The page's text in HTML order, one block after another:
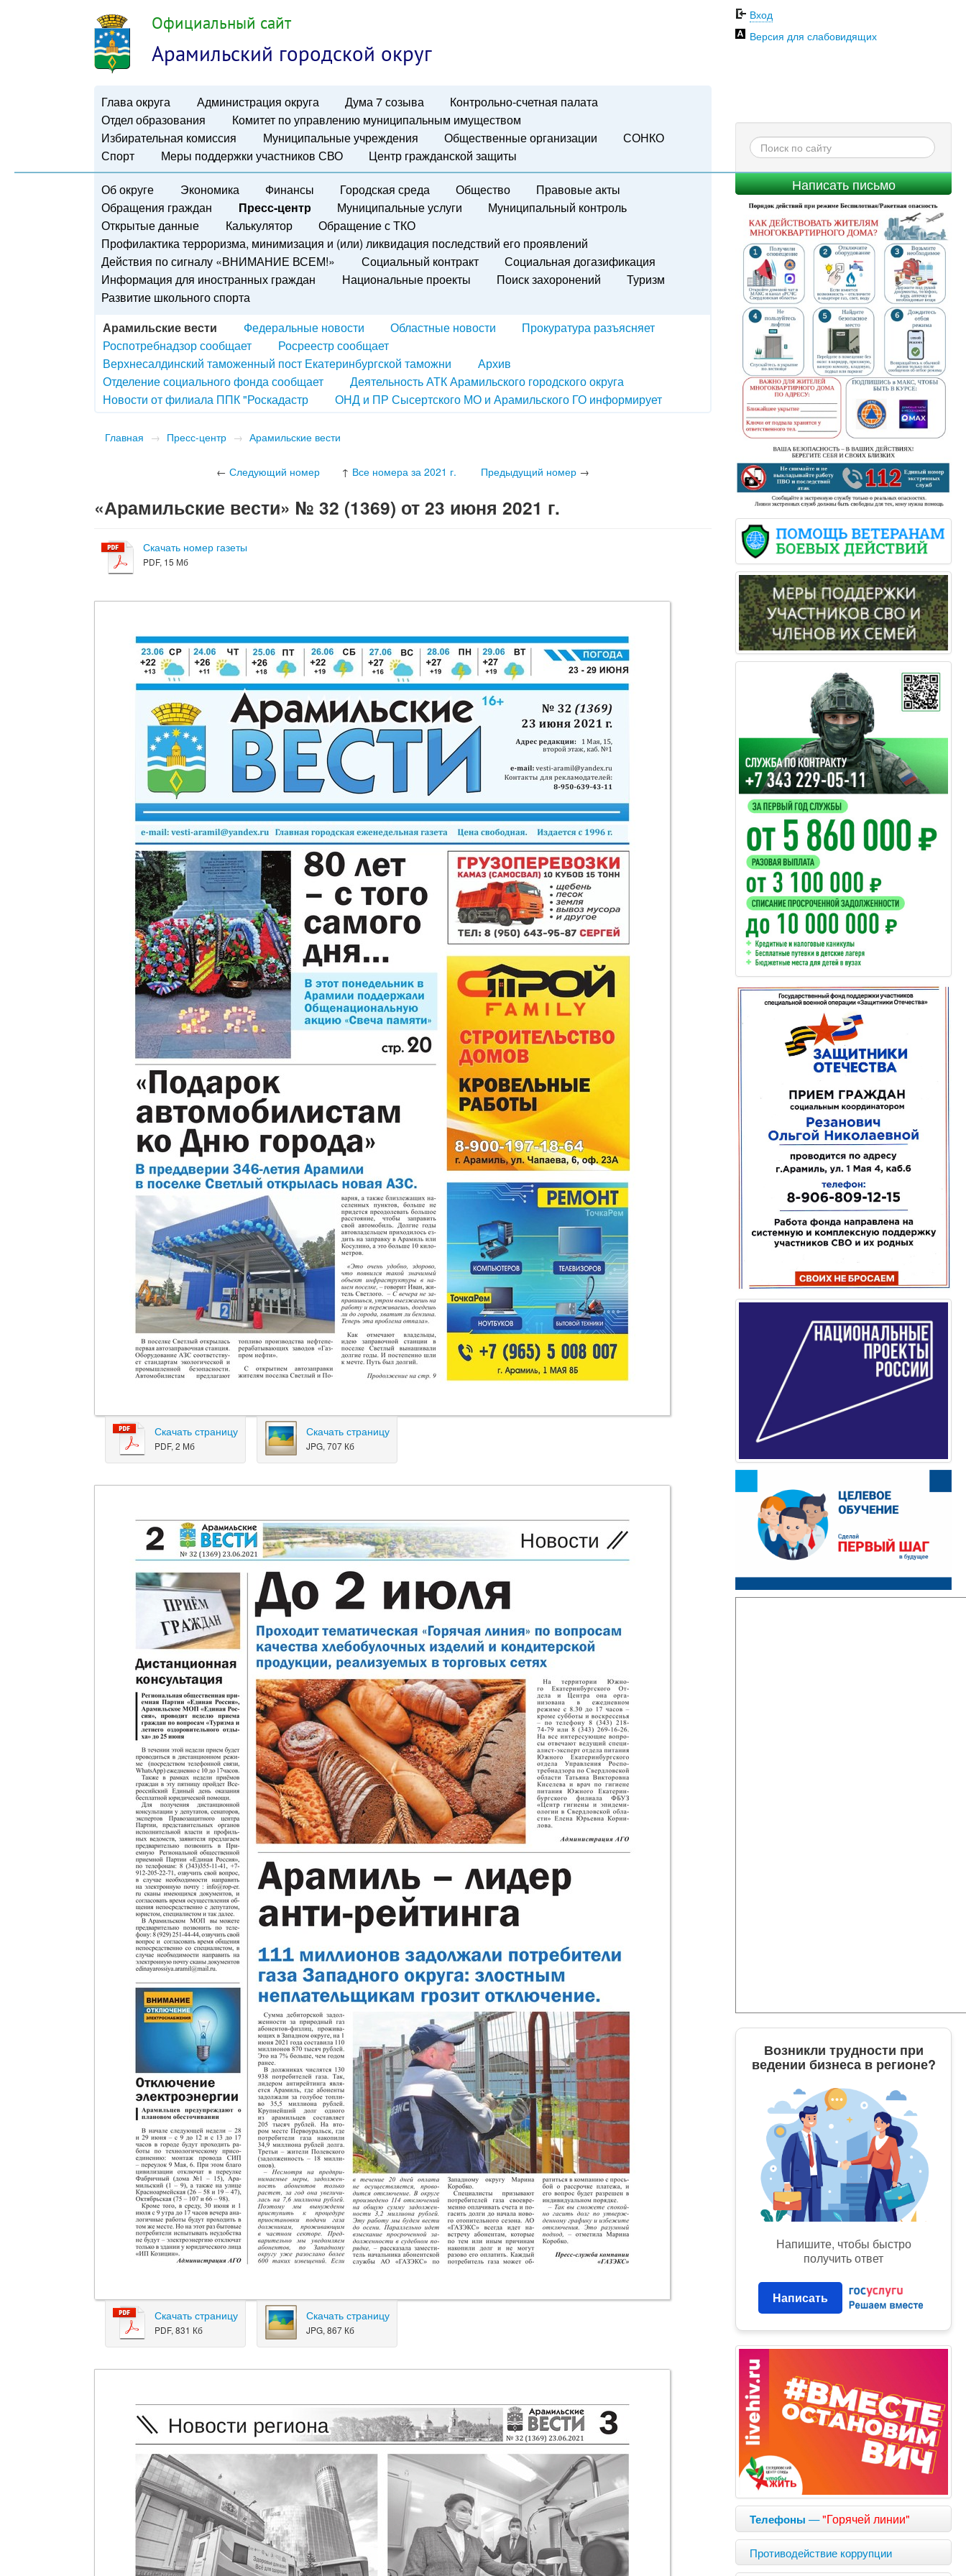
Официальный сайт
Арамильский городской округ
Глава округа Администрация округа Дума 7 созыва
Контрольно-счетная палата
Отдел образования
Комитет по управлению муниципальным имуществом
Избирательная комиссия
Муниципальные учреждения Общественные организации
СОНКО
Спорт
Меры поддержки участников СВО Центр гражданской защиты
Вход
Версия для слабовидящих
Написать письмо
Об округе Экономика Финансы Городская среда Общество
Правовые акты
Обращения граждан
Пресс-центр Муниципальные услуги
Муниципальный контроль
Открытые данные
Калькулятор
Обращение с ТКО
Профилактика терроризма, минимизация и (или) ликвидация последствий его проявлений
Действия по сигналу «ВНИМАНИЕ ВСЕМ!»
Социальный контракт
Социальная догазификация
Информация для иностранных граждан
Национальные проекты Поиск захоронений
Туризм
Развитие школьного спорта
Арамильские вести
Федеральные новости Областные новости
Прокуратура разъясняет
Роспотребнадзор сообщает
Росреестр сообщает
Верхнесалдинский таможенный пост Екатеринбургской таможни
Архив
Отделение социального фонда сообщает
Деятельность АТК Арамильского городского округа
Новости от филиала ППК "Роскадастр
ОНД и ПР Сысертского МО и Арамильского ГО информирует
Главная → Пресс-центр → Арамильские вести
←Следующий номер ↑ Все номера за 2021 г. Предыдущий номер →
«Арамильские вести» № 32 (1369) от 23 июня 2021 г.
Скачать номер газеты
PDF, 15 Мб
Скачать страницу
PDF, 2 Мб
Скачать страницу
JPG, 707 Кб
Скачать страницу
PDF, 831 Кб
Скачать страницу
JPG, 867 Кб
Возникли трудности при
ведении бизнеса в регионе?
Напишите, чтобы быстро
получить ответ
Написать
Телефоны —"Горячей линии"
Противодействие коррупции